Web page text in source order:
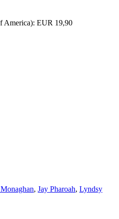
America): EUR 19,90
, Jay Pharoah, Lyndsy